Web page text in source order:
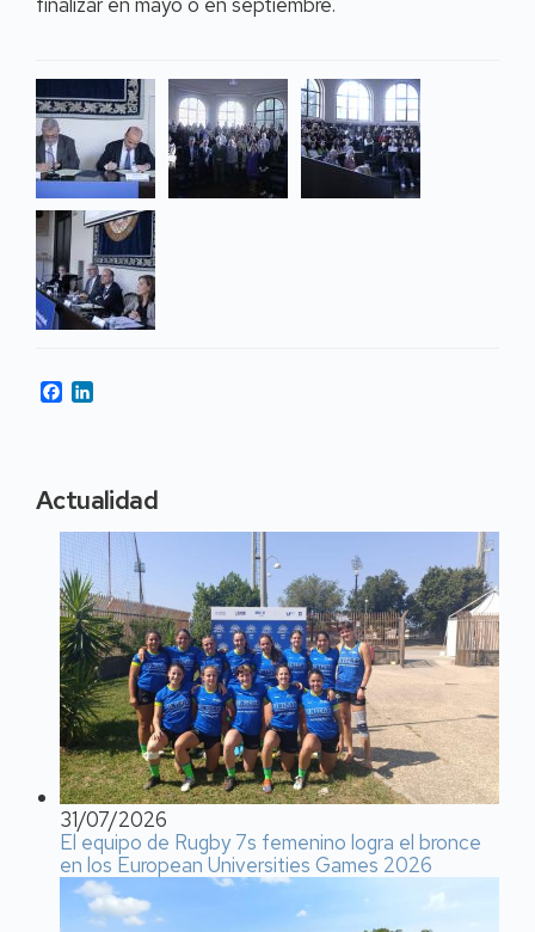
Facebook
Actualidad
31/07/2026
El equipo de Rugby 7s femenino logra el bronce
en los European Universities Games 2026